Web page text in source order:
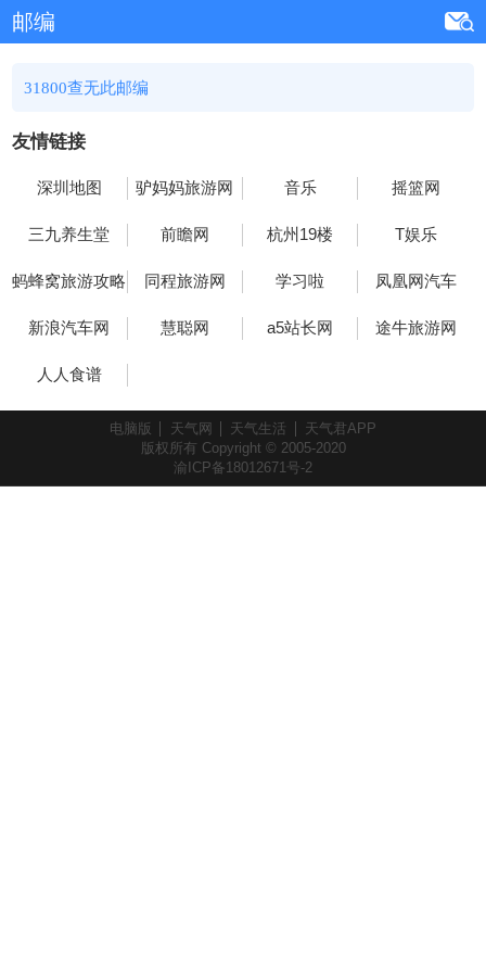
邮编
31800查无此邮编
友情链接
深圳地图 驴妈妈旅游网 音乐 摇篮网
三九养生堂 前瞻网 杭州19楼 T娱乐
蚂蜂窝旅游攻略 同程旅游网 学习啦 凤凰网汽车
新浪汽车网 慧聪网 a5站长网 途牛旅游网
人人食谱
电脑版 天气网 天气生活
天气君APP
版权所有 Copyright © 2005-2020
渝ICP备18012671号-2